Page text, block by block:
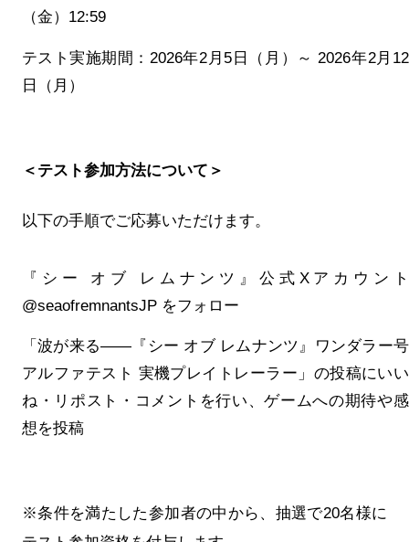
（金）12:59
テスト実施期間： 2026年2月5日（月）～ 2026年2月12
日（月）
＜テスト参加方法について＞
以下の手順でご応募いただけます。
『シー オブ レムナンツ』公式Xアカウント
@seaofremnantsJP をフォロー
「波が来る——『シー オブ レムナンツ』ワンダラー号
アルファテスト 実機プレイトレーラー」の投稿にいい
ね・リポスト・コメントを行い、ゲームへの期待や感
想を投稿
※条件を満たした参加者の中から、抽選で20名様に